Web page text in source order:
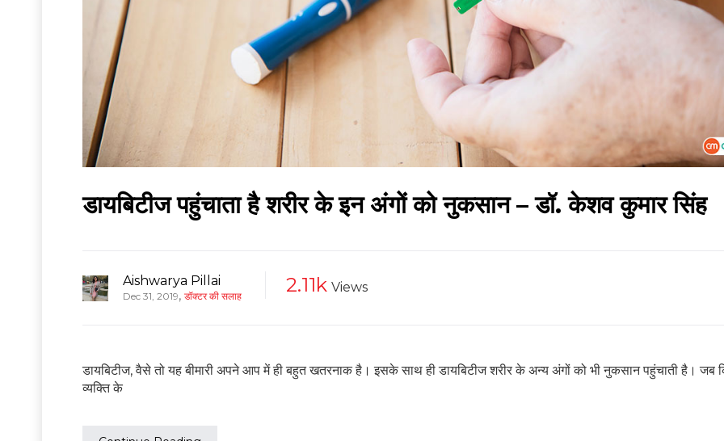
डायबिटीज पहुंचाता है शरीर के इन अंगों को नुकसान – डॉ. केशव कुमार सिंह
Aishwarya Pillai
Dec 31, 2019, डॉक्टर की सलाह 2.11k Views
डायबिटीज, वैसे तो यह बीमारी अपने आप में ही बहुत खतरनाक है। इसके साथ ही डायबिटीज शरीर के अन्य अंगों को भी नुकसान पहुंचाती है। जब
व्यक्ति के